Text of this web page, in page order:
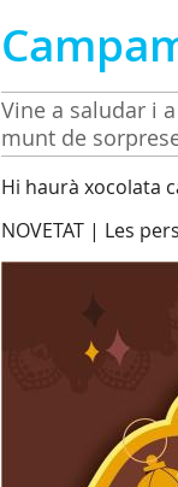
Vine a saludar i
munt de
Hi haurà xocolata
NOVETAT | Les